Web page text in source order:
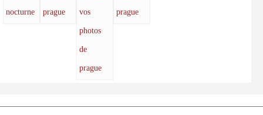
nocturne
prague
vos
photos
de
prague
prague